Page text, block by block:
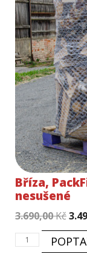
Bříza,
nesušené
3.690,00Kč
Bříza,
PackFix